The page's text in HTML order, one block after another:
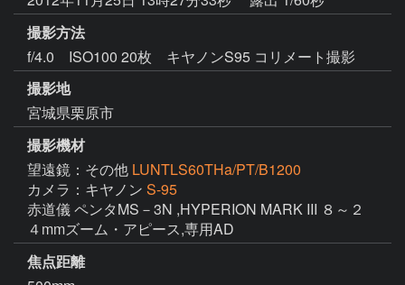
撮影方法
f/4.0 ISO100 20枚 キヤノンS95 コリメート撮影
撮影地
宮城県栗原市
撮影機材
望遠鏡：その他 LUNTLS60THa/PT/B1200
カメラ：キヤノン S-95
赤道儀 ペンタMS－3N ,HYPERION MARK III ８～２
４mmズーム・アピース,専用AD
焦点距離